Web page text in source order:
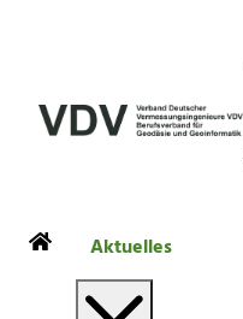
Aktuelles